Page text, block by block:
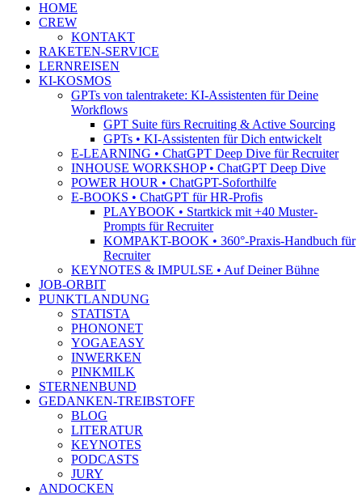
HOME
CREW
KONTAKT
RAKETEN-SERVICE
LERNREISEN
KI-KOSMOS
GPTs von talentrakete: KI-Assistenten für Deine
Workflows
GPT Suite fürs Recruiting & Active Sourcing
GPTs • KI-Assistenten für Dich entwickelt
E-LEARNING • ChatGPT Deep Dive für Recruiter
INHOUSE WORKSHOP • ChatGPT Deep Dive
POWER HOUR • ChatGPT-Soforthilfe
E-BOOKS • ChatGPT für HR-Profis
PLAYBOOK • Startkick mit +40 Muster-
Prompts für Recruiter
KOMPAKT-BOOK • 360°-Praxis-Handbuch für
Recruiter
KEYNOTES & IMPULSE • Auf Deiner Bühne
JOB-ORBIT
PUNKTLANDUNG
STATISTA
PHONONET
YOGAEASY
INWERKEN
PINKMILK
STERNENBUND
GEDANKEN-TREIBSTOFF
BLOG
LITERATUR
KEYNOTES
PODCASTS
JURY
ANDOCKEN